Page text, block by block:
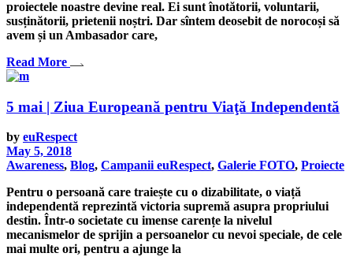
proiectele noastre devine real. Ei sunt înotătorii, voluntarii,
susținătorii, prietenii noștri. Dar sîntem deosebit de norocoși să
avem și un Ambasador care,
Read More
5 mai | Ziua Europeană pentru Viaţă Independentă
by euRespect
May 5, 2018
Awareness, Blog, Campanii euRespect, Galerie FOTO, Proiecte
Pentru o persoană care traiește cu o dizabilitate, o viață
independentă reprezintă victoria supremă asupra propriului
destin. Într-o societate cu imense carențe la nivelul
mecanismelor de sprijin a persoanelor cu nevoi speciale, de cele
mai multe ori, pentru a ajunge la